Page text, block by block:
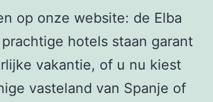
op onze website: de Elba
hotels staan garant
vakantie, of u nu kiest
vasteland van Spanje of